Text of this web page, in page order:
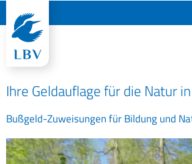
Ihre Geldauflage für die Natur
Bußgeld-Zuweisungen für Bildung und